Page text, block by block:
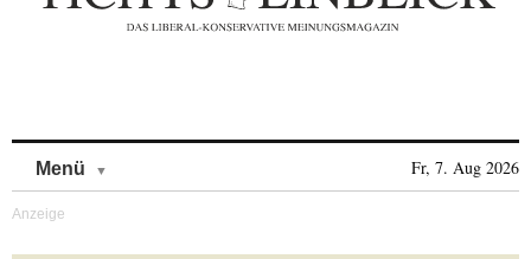
Menü Fr, 7. Aug 2026